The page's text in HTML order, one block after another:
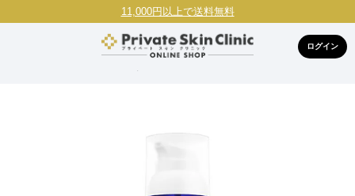
11,000円以上で送料無料
ログイン